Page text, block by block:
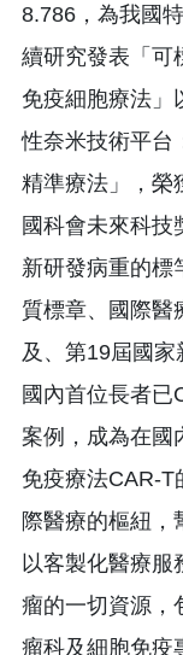
8.786，為我國
續研究發表「可
免疫細胞療法」
性奈米技術平台
精準療法」，榮
國科會未來科技
新研發病重的標
質標章、國際醫
及、第19屆國家
國內首位長者已
案例，成為在國
免疫療法CAR-T
際醫療的樞紐，
以客製化醫療
瘤的一切資源，
瘤科及細胞免疫